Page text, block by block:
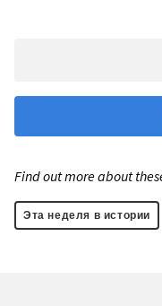
Find out more about
Эта неделя в истории